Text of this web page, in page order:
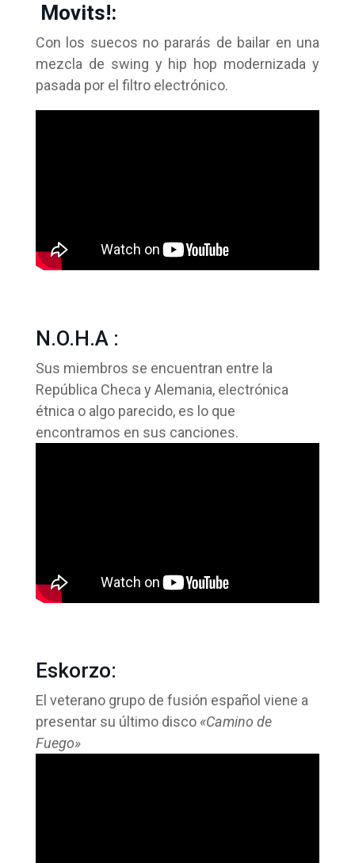
Movits!:
Con los suecos no pararás de bailar en una
mezcla de swing y hip hop modernizada y
pasada por el filtro electrónico.
N.O.H.A :
Sus miembros se encuentran entre la
República Checa y Alemania, electrónica
étnica o algo parecido, es lo que
encontramos en sus canciones.
Eskorzo:
El veterano grupo de fusión español viene a
presentar su último disco «Camino de
Fuego»